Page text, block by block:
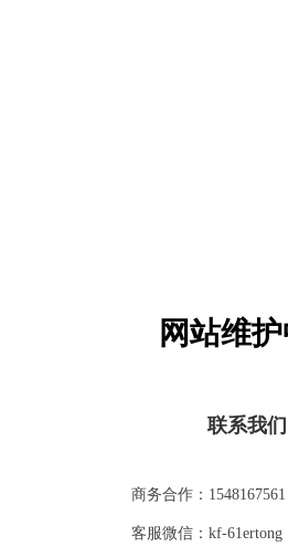
网站维
联系我们
商务合作：1548167561
客服微信：kf-61ertong